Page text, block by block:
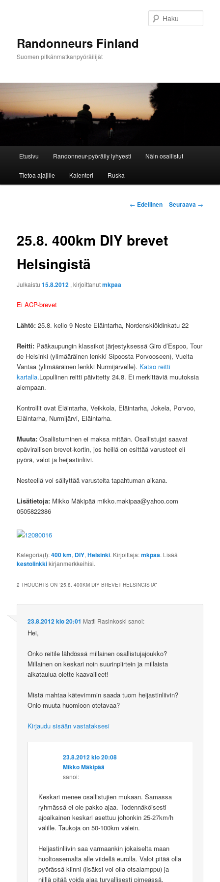
Randonneurs Finland
Suomen pitkänmatkanpyöräilijät
Etusivu Randonneur-pyöräily lyhyesti Näin osallistut
Tietoa ajajille Kalenteri Ruska
Artikkelien
← Edellinen Seuraava →
25.8. 400km DIY brevet
Helsingistä
Julkaistu15.8.2012 , kirjoittanutmkpaa
Ei ACP-brevet
Lähtö: 25.8. kello 9 Neste Eläintarha, Nordenskiöldinkatu 22
Reitti: Pääkaupungin klassikot järjestyksessä Giro d’Espoo, Tour
de Helsinki (ylimääräinen lenkki Sipoosta Porvooseen), Vuelta
Vantaa (ylimääräinen lenkki Nurmijärvelle). Katso reitti
kartalla.Lopullinen reitti päivitetty 24.8. Ei merkittäviä muutoksia
aiempaan.
Kontrollit ovat Eläintarha, Veikkola, Eläintarha, Jokela, Porvoo,
Eläintarha, Nurmijärvi, Eläintarha.
Muuta: Osallistuminen ei maksa mitään. Osallistujat saavat
epävirallisen brevet-kortin, jos heillä on esittää varusteet eli
pyörä, valot ja heijastinliivi.
Nesteellä voi säilyttää varusteita tapahtuman aikana.
Lisätietoja: Mikko Mäkipää mikko.makipaa@yahoo.com
0505822386
Kategoria(t):400 km, DIY,Helsinki. Kirjoittaja:mkpaa. Lisää
kestolinkkikirjanmerkkeihisi.
2 THOUGHTS ON “25.8. 400KM DIY BREVET HELSINGISTÄ”
23.8.2012 klo 20:01 Matti Rasinkoski sanoi:
Hei,
Onko reitile lähdössä millainen osallistujajoukko?
Millainen on keskari noin suurinpiirtein ja millaista
aikataulua olette kaavailleet!
Mistä mahtaa kätevimmin saada tuom heijastinliivin?
Onlo muuta huomioon otetavaa?
Kirjaudu sisään vastataksesi
23.8.2012 klo 20:08
Mikko Mäkipää
sanoi:
Keskari menee osallistujien mukaan. Samassa
ryhmässä ei ole pakko ajaa. Todennäköisesti
ajoaikainen keskari asettuu johonkin 25-27km/h
välille. Taukoja on 50-100km välein.
Heijastinliivin saa varmaankin jokaiselta maan
huoltoasemalta alle viidellä eurolla. Valot pitää olla
pyörässä kiinni (lisäksi voi olla otsalamppu) ja
niillä pitää voida ajaa turvallisesti pimeässä.